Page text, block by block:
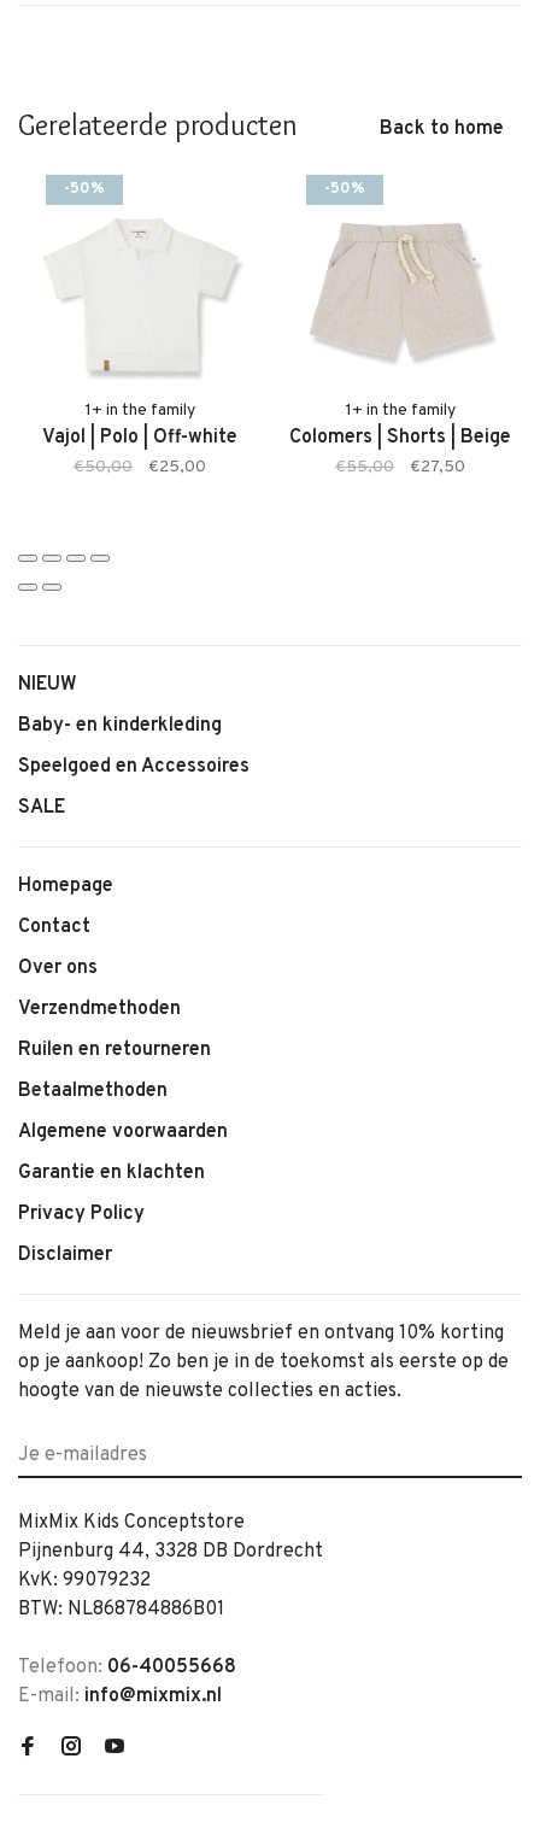
Een comfortabel en tijdloos shirt met een neutrale uitstraling.
adviseren je graag.
Kenmerken:
• Borrassa Shirt van 1+ in the family
• Comfortabele pasvorm
• Geschikt voor baby’s en jonge kinderen
• Tijdloze en stijlvolle uitstraling
• Makkelijk te combineren
Gerelateerde producten Back to home
-50%
1+ in the family
Vajol | Polo | Off-white
€50,00 €25,00
-50%
1+ in the family
Colomers | Shorts | Beige
€55,00 €27,50
NIEUW
Baby- en kinderkleding
Speelgoed en Accessoires
SALE
Homepage
Contact
Over ons
Verzendmethoden
Ruilen en retourneren
Betaalmethoden
Algemene voorwaarden
Garantie en klachten
Privacy Policy
Disclaimer
Meld je aan voor de nieuwsbrief en ontvang 10% korting
op je aankoop! Zo ben je in de toekomst als eerste op de
hoogte van de nieuwste collecties en acties.
MixMix Kids Conceptstore
Pijnenburg 44, 3328 DB Dordrecht
KvK: 99079232
BTW: NL868784886B01
Telefoon: 06-40055668
E-mail: info@mixmix.nl